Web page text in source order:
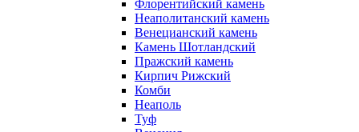
Флорентийский камень
Неаполитанский камень
Венецианский камень
Камень Шотландский
Пражский камень
Кирпич Рижский
Комби
Неаполь
Туф